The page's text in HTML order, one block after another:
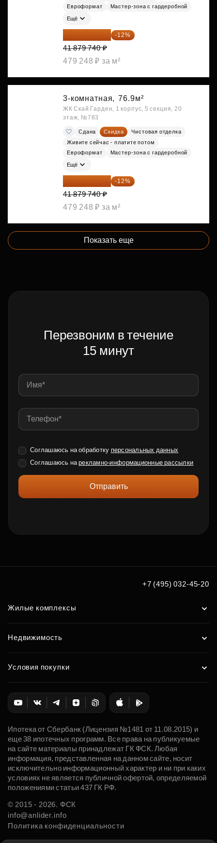
Евроформат
Мастер-зона с гардеробной
Ещё
36 854 171 ₽ -12%
41 879 740 ₽
479 248 ₽ за м²
3-комнатная, 76.9м²
ЖК Скай Гарден, 1 корпус, 5 секция, 20
этаж, №783
Сдана Скидка
Чистовая отделка
Живите сейчас - платите потом
Евроформат
Мастер-зона с гардеробной
Ещё
36 854 171 ₽ -12%
41 879 740 ₽
479 248 ₽ за м²
Показать еще
Перезвоним в течение
15 минут
Соглашаюсь на обработку персональных данных
Соглашаюсь нарекламно-информационные рассылки
Отправить
+7 (495) 032-45-20
Жилые комплексы
Недвижимость
Условия покупки
Ипотека от Сбербанк (Лицензия №1481 от 11.08.2015) и
еще 38 ипотечных программ. Все права на публикуемые
на сайте материалы принадлежат ГК ФСК. Любая
информация, представленная на данном сайте, носит
исключительно информационный характер и ни при каких
условиях не является публичной офертой, определяемой
положениями статьи 437 ГК РФ.
© 2015 - 2026. ФСК
info@anlider.info
Политика конфиденциальности